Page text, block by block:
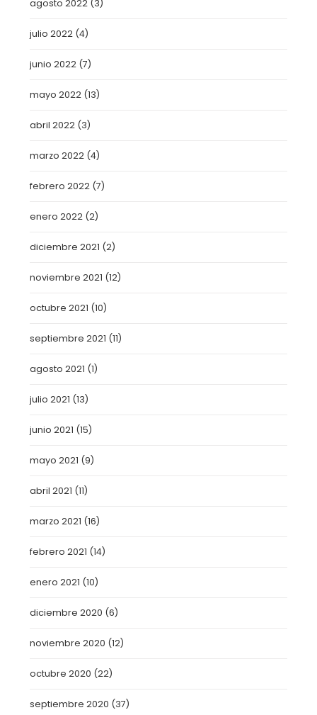
agosto 2022 (3)
julio 2022 (4)
junio 2022 (7)
mayo 2022 (13)
abril 2022 (3)
marzo 2022 (4)
febrero 2022 (7)
enero 2022 (2)
diciembre 2021 (2)
noviembre 2021 (12)
octubre 2021 (10)
septiembre 2021 (11)
agosto 2021 (1)
julio 2021 (13)
junio 2021 (15)
mayo 2021 (9)
abril 2021 (11)
marzo 2021 (16)
febrero 2021 (14)
enero 2021 (10)
diciembre 2020 (6)
noviembre 2020 (12)
octubre 2020 (22)
septiembre 2020 (37)